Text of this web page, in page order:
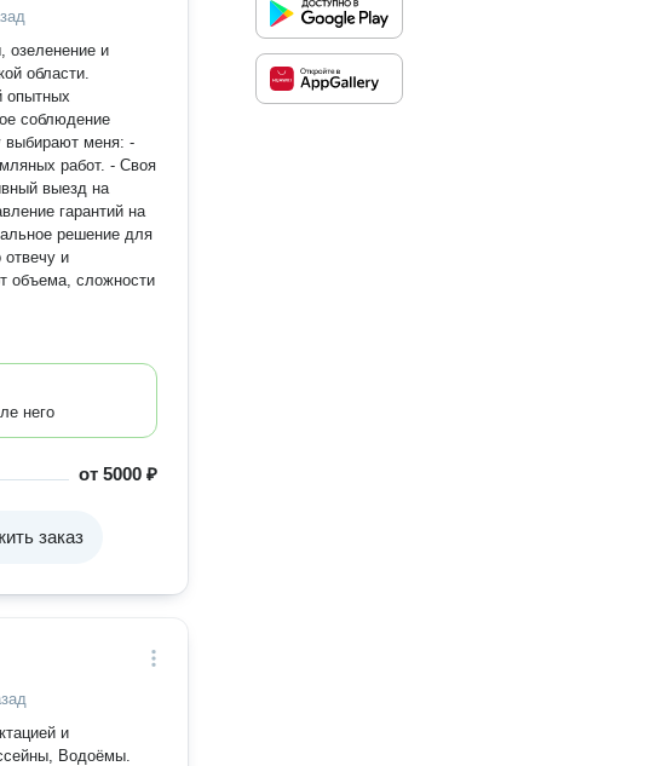
озеленение и
области.
опытных
соблюдение
работ. - Своя
выезд на
гарантий на
него
от5000 ₽
заказ
и
Водоёмы.